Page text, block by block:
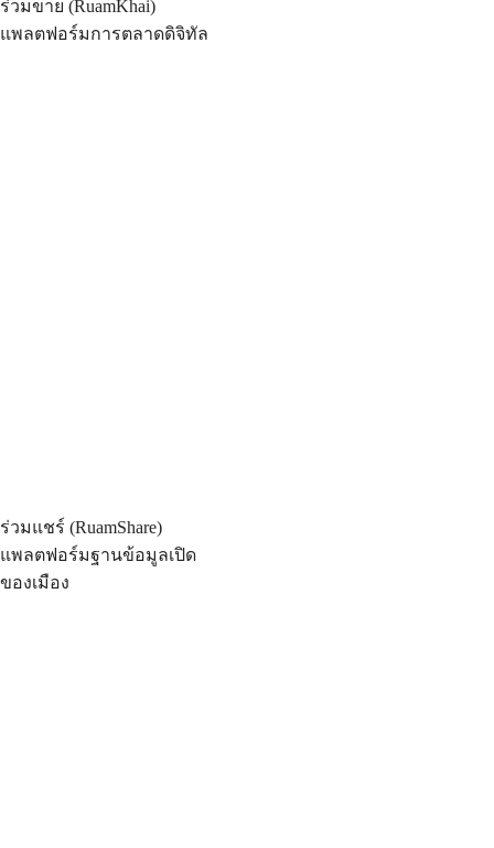
ร่วมขาย (RuamKhai)
แพลตฟอร์มการตลาดดิจิทัล
ร่วมแชร์ (RuamShare)
แพลตฟอร์มฐานข้อมูลเปิด
ของเมือง